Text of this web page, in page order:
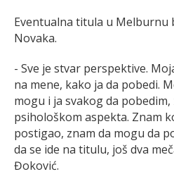
Eventualna titula u Melburnu
Novaka.
- Sve je stvar perspektive.
na mene, kako ja da pobedi.
mogu i ja svakog da
psihološkom aspekta. Znam
postigao, znam da mogu da
da se ide na titulu, još dva
Đoković.